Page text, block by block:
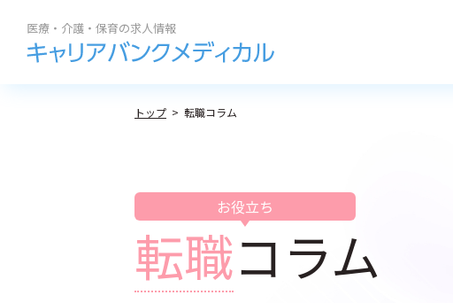
サポート内容
コラム
よくある質問
求人を探す
求人履歴はありません。
最近利用した検索条件
勤務地
札幌市全域
道央エリア
道北エリア
トップ 転職コラム
お役立ち
転職コラム